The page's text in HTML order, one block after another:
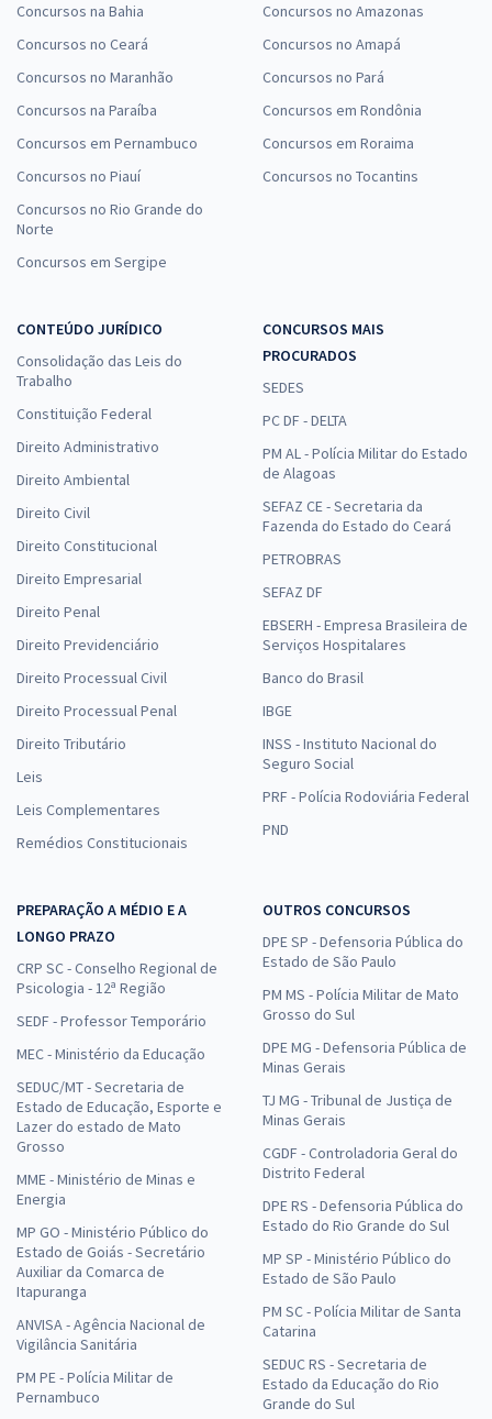
Concursos na Bahia
Concursos no Ceará
Concursos no Maranhão
Concursos na Paraíba
Concursos em Pernambuco
Concursos no Piauí
Concursos no Rio Grande do
Norte
Concursos em Sergipe
Concursos no Amazonas
Concursos no Amapá
Concursos no Pará
Concursos em Rondônia
Concursos em Roraima
Concursos no Tocantins
CONTEÚDO JURÍDICO
Consolidação das Leis do
Trabalho
Constituição Federal
Direito Administrativo
Direito Ambiental
Direito Civil
Direito Constitucional
Direito Empresarial
Direito Penal
Direito Previdenciário
Direito Processual Civil
Direito Processual Penal
Direito Tributário
Leis
Leis Complementares
Remédios Constitucionais
CONCURSOS MAIS
PROCURADOS
SEDES
PC DF - DELTA
PM AL - Polícia Militar do Estado
de Alagoas
SEFAZ CE - Secretaria da
Fazenda do Estado do Ceará
PETROBRAS
SEFAZ DF
EBSERH - Empresa Brasileira de
Serviços Hospitalares
Banco do Brasil
IBGE
INSS - Instituto Nacional do
Seguro Social
PRF - Polícia Rodoviária Federal
PND
PREPARAÇÃO A MÉDIO E A
LONGO PRAZO
CRP SC - Conselho Regional de
Psicologia - 12ª Região
SEDF - Professor Temporário
MEC - Ministério da Educação
SEDUC/MT - Secretaria de
Estado de Educação, Esporte e
Lazer do estado de Mato
Grosso
MME - Ministério de Minas e
Energia
MP GO - Ministério Público do
Estado de Goiás - Secretário
Auxiliar da Comarca de
Itapuranga
ANVISA - Agência Nacional de
Vigilância Sanitária
PM PE - Polícia Militar de
Pernambuco
OUTROS CONCURSOS
DPE SP - Defensoria Pública do
Estado de São Paulo
PM MS - Polícia Militar de Mato
Grosso do Sul
DPE MG - Defensoria Pública de
Minas Gerais
TJ MG - Tribunal de Justiça de
Minas Gerais
CGDF - Controladoria Geral do
Distrito Federal
DPE RS - Defensoria Pública do
Estado do Rio Grande do Sul
MP SP - Ministério Público do
Estado de São Paulo
PM SC - Polícia Militar de Santa
Catarina
SEDUC RS - Secretaria de
Estado da Educação do Rio
Grande do Sul